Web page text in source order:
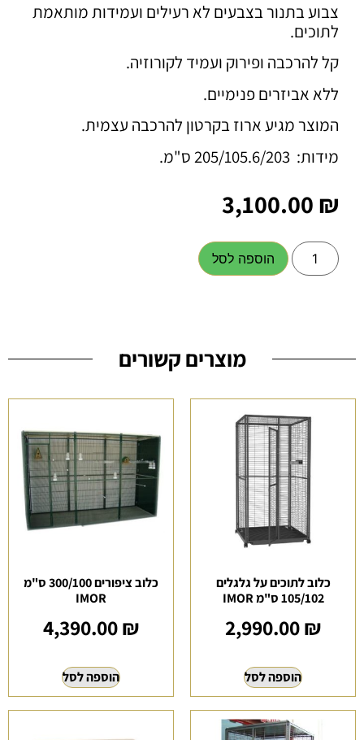
צבוע בתנור בצבעים לא רעילים ועמידות מותאמת
לתוכים.
קל להרכבה ופירוק ועמיד לקורוזיה.
ללא אביזרים פנימיים.
המוצר מגיע ארוז בקרטון להרכבה עצמית.
מידות: 205/105.6/203 ס"מ.
3,100.00 ₪
הוספה לסל
מוצרים קשורים
כלוב לתוכים על גלגלים
105/102 ס"מ IMOR
2,990.00₪
הוספה לסל
כלוב ציפורים 300/100 ס"מ
IMOR
4,390.00₪
הוספה לסל